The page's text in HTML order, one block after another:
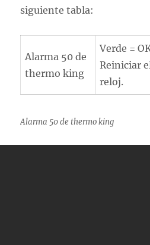
siguiente tabla:
Alarma 50 de
thermo king
Verde =
Reiniciar
reloj.
Alarma 50 de thermo king